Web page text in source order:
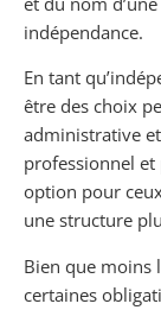
indépendance.
En tant
être des choix
administrative
professionnel et
option pour
une structure
Bien que moins
certaines